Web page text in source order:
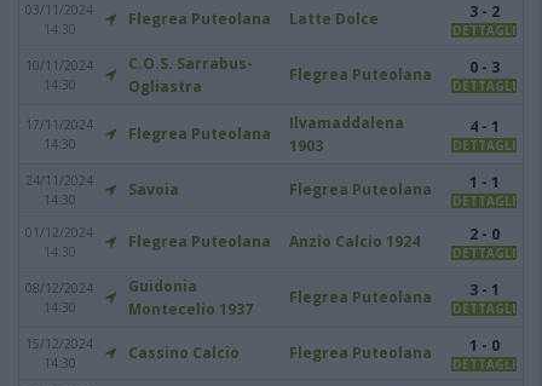
03/11/2024
14:30
Flegrea Puteolana Latte Dolce 3 - 2
DETTAGLI
10/11/2024
14:30
C.O.S. Sarrabus-
Ogliastra
Flegrea Puteolana 0 - 3
DETTAGLI
17/11/2024
14:30
Flegrea Puteolana
Ilvamaddalena
1903
4 - 1
DETTAGLI
24/11/2024
14:30
Savoia Flegrea Puteolana 1 - 1
DETTAGLI
01/12/2024
14:30
Flegrea Puteolana Anzio Calcio 1924 2 - 0
DETTAGLI
08/12/2024
14:30
Guidonia
Montecelio 1937
Flegrea Puteolana 3 - 1
DETTAGLI
15/12/2024
14:30
Cassino Calcio Flegrea Puteolana 1 - 0
DETTAGLI